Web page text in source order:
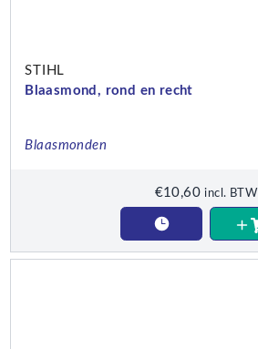
STIHL
Blaasmond, rond en recht
Blaasmonden
€10,60 incl. BTW